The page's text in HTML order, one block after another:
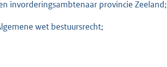
invorderingsambtenaar provincie Zeeland;
wet bestuursrecht;